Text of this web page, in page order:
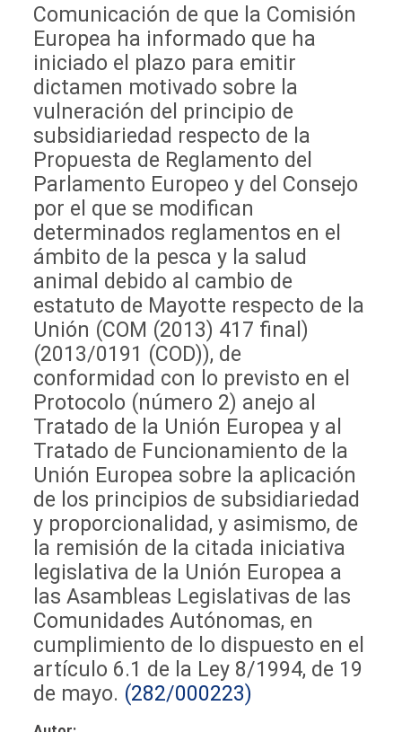
Comunicación de que la Comisión
Europea ha informado que ha
iniciado el plazo para emitir
dictamen motivado sobre la
vulneración del principio de
subsidiariedad respecto de la
Propuesta de Reglamento del
Parlamento Europeo y del Consejo
por el que se modifican
determinados reglamentos en el
ámbito de la pesca y la salud
animal debido al cambio de
estatuto de Mayotte respecto de la
Unión (COM (2013) 417 final)
(2013/0191 (COD)), de
conformidad con lo previsto en el
Protocolo (número 2) anejo al
Tratado de la Unión Europea y al
Tratado de Funcionamiento de la
Unión Europea sobre la aplicación
de los principios de subsidiariedad
y proporcionalidad, y asimismo, de
la remisión de la citada iniciativa
legislativa de la Unión Europea a
las Asambleas Legislativas de las
Comunidades Autónomas, en
cumplimiento de lo dispuesto en el
artículo 6.1 de la Ley 8/1994, de 19
de mayo. (282/000223)